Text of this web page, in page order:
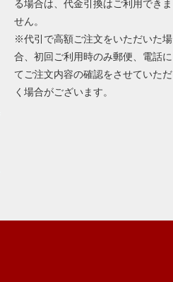
る場合は、代金引換はご利用できま
せん。
※代引で高額ご注文をいただいた場
合、初回ご利用時のみ郵便、電話に
てご注文内容の確認をさせていただ
く場合がございます。